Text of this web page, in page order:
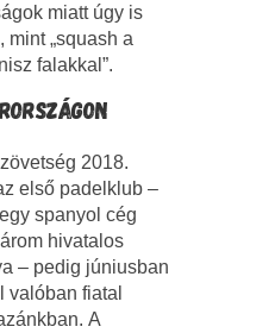
miatt úgy is
mint „squash a
falakkal”.
2018.
első padelklub –
spanyol cég
hivatalos
– pedig júniusban
fiatal
A